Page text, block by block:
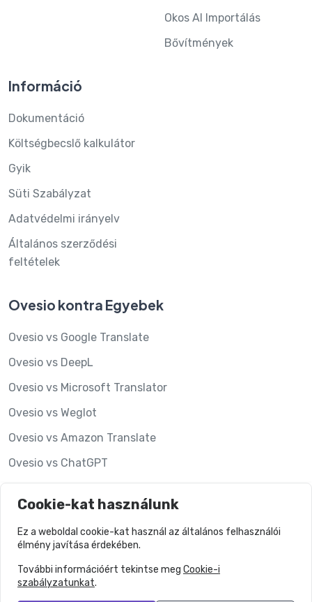
Okos AI Importálás
Bővítmények
Információ
Dokumentáció
Költségbecslő kalkulátor
Gyik
Süti Szabályzat
Adatvédelmi irányelv
Általános szerződési
feltételek
Ovesio kontra Egyebek
Ovesio vs Google Translate
Ovesio vs DeepL
Ovesio vs Microsoft Translator
Ovesio vs Weglot
Ovesio vs Amazon Translate
Ovesio vs ChatGPT
Ovesio vs Hypotenuse AI
Ovesio vs Lookalise
Cookie-kat használunk
Ez a weboldal cookie-kat használ az általános felhasználói
élmény javítása érdekében.
További információért tekintse meg Cookie-i
szabályzatunkat.